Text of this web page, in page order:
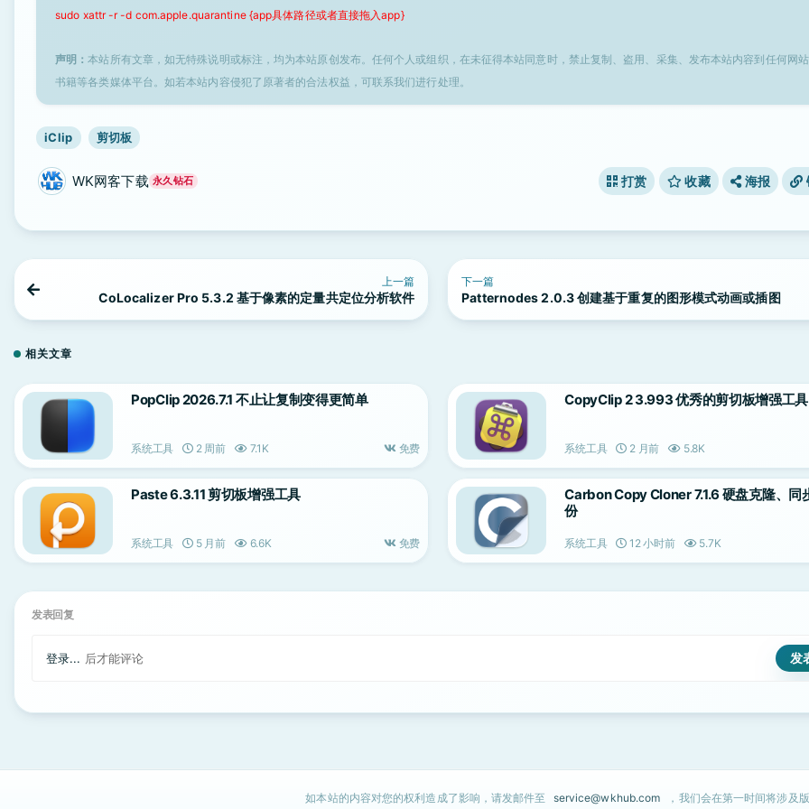
sudo xattr -r -d com.apple.quarantine {app具体路径或者直接拖入app}
声明：本站所有文章，如无特殊说明或标注，均为本站原创发布。任何个人或组织，在未征得本站同意时，禁止复制、盗用、采集、发布本站内容到任何网
书籍等各类媒体平台。如若本站内容侵犯了原著者的合法权益，可联系我们进行处理。
iClip 剪切板
WK网客下载 永久钻石 打赏 收藏 海报
上一篇
CoLocalizer Pro 5.3.2 基于像素的定量共定位分析软件
下一篇
Patternodes 2.0.3 创建基于重复的图形模式动画或插图
相关文章
PopClip 2026.7.1 不止让复制变得更简单
系统工具 2 周前 7.1K 免费
CopyClip 2 3.993 优秀的剪切板增强工具
系统工具 2 月前 5.8K
Paste 6.3.11 剪切板增强工具
系统工具 5 月前 6.6K 免费
Carbon Copy Cloner 7.1.6 硬盘克隆、同
份
系统工具 12 小时前 5.7K
发表回复
登录... 后才能评论
如本站的内容对您的权利造成了影响，请发邮件至 service@wkhub.com ，我们会在第一时间将涉及